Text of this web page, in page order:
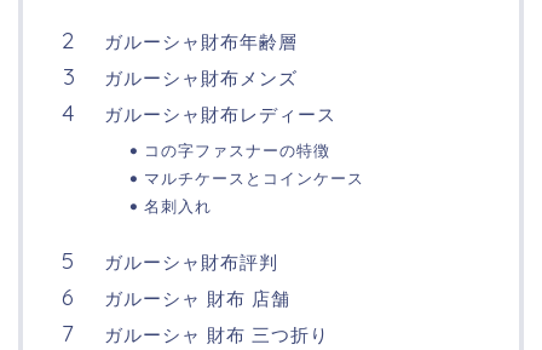
ガルーシャ財布年齢層
ガルーシャ財布メンズ
ガルーシャ財布レディース
コの字ファスナーの特徴
マルチケースとコインケース
名刺入れ
ガルーシャ財布評判
ガルーシャ 財布 店舗
ガルーシャ 財布 三つ折り